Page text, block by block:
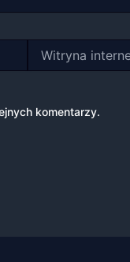
internetowa
komentarzy.